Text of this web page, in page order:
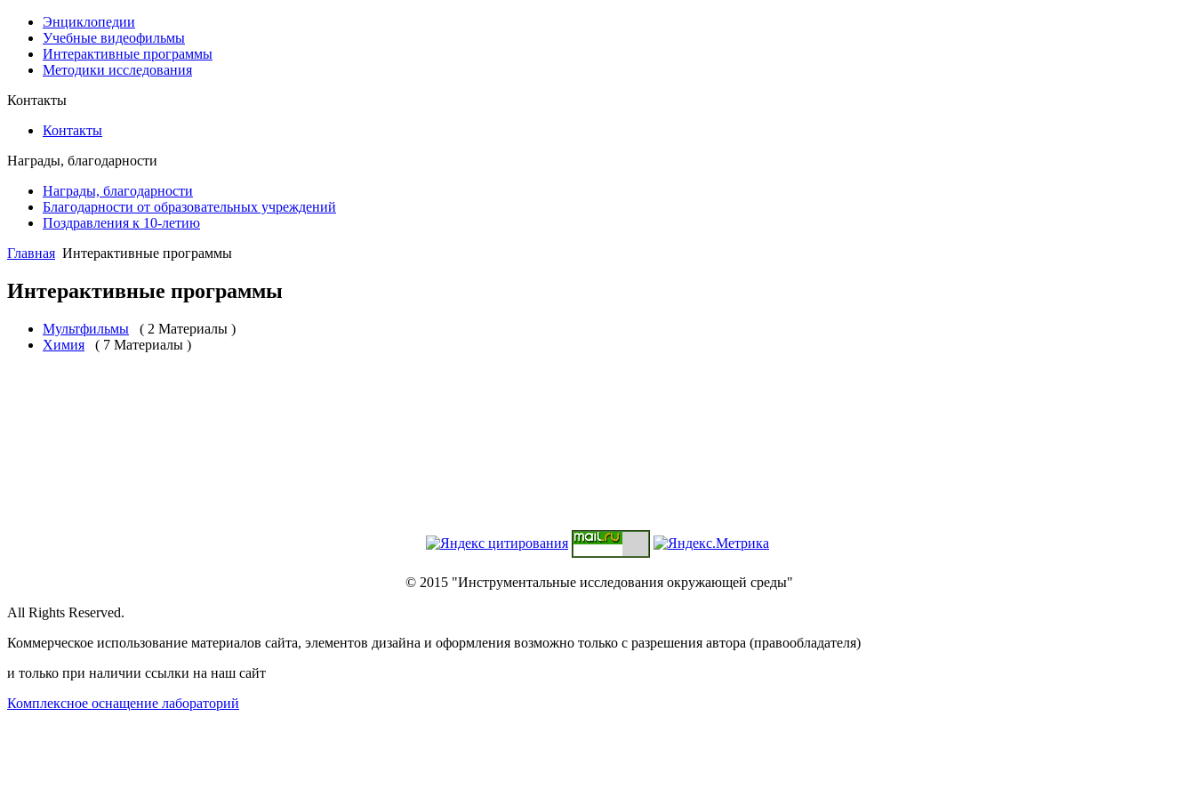
Энциклопедии
Учебные видеофильмы
Интерактивные программы
Методики исследования
Контакты
Контакты
Награды, благодарности
Награды, благодарности
Благодарности от образовательных учреждений
Поздравления к 10-летию
Главная Интерактивные программы
Интерактивные программы
Мультфильмы
( 2 Материалы )
Химия
( 7 Материалы )
© 2015 "Инструментальные исследования окружающей среды"
All Rights Reserved.
Коммерческое использование материалов сайта, элементов дизайна и оформления возможно только с разрешения автора (правообладателя)
и только при наличии ссылки на наш сайт
Комплексное оснащение лабораторий